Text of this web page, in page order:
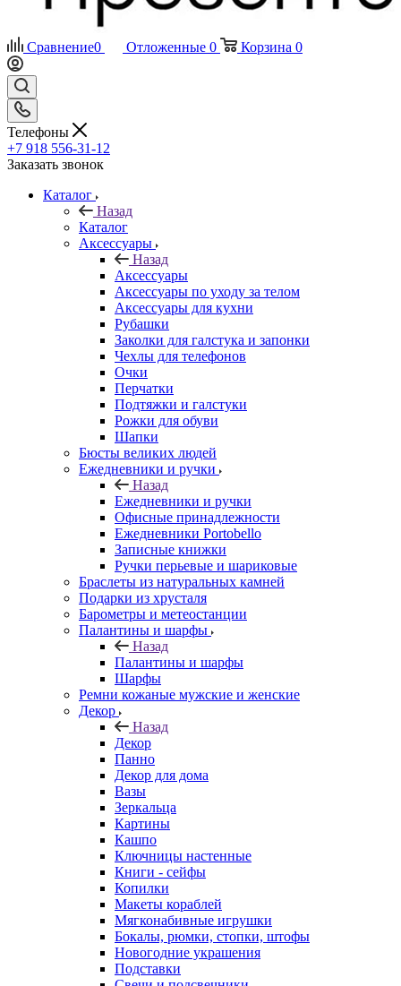
Сравнение0 Отложенные 0 Корзина 0
Телефоны
+7 918 556-31-12
Заказать звонок
Каталог
Назад
Каталог
Аксессуары
Назад
Аксессуары
Аксессуары по уходу за телом
Аксессуары для кухни
Рубашки
Заколки для галстука и запонки
Чехлы для телефонов
Очки
Перчатки
Подтяжки и галстуки
Рожки для обуви
Шапки
Бюсты великих людей
Ежедневники и ручки
Назад
Ежедневники и ручки
Офисные принадлежности
Ежедневники Portobello
Записные книжки
Ручки перьевые и шариковые
Браслеты из натуральных камней
Подарки из хрусталя
Барометры и метеостанции
Палантины и шарфы
Назад
Палантины и шарфы
Шарфы
Ремни кожаные мужские и женские
Декор
Назад
Декор
Панно
Декор для дома
Вазы
Зеркальца
Картины
Кашпо
Ключницы настенные
Книги - сейфы
Копилки
Макеты кораблей
Мягконабивные игрушки
Бокалы, рюмки, стопки, штофы
Новогодние украшения
Подставки